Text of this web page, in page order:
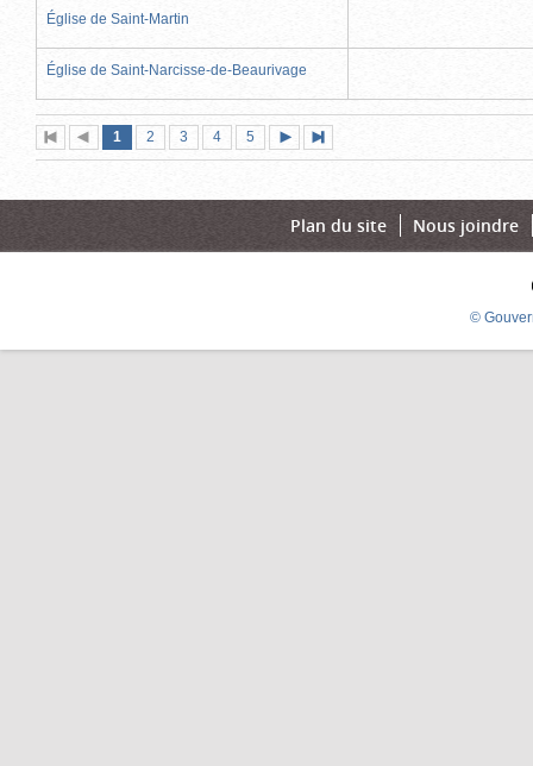
Église de Saint-Martin
Église de Saint-Narcisse-de-Beaurivage
Première
page
Page
précédente
Page
1 (page
actuelle)
Page
2 Page
3 Page
4 Page
5
suivante
page
Plan du site Nous joindre
©